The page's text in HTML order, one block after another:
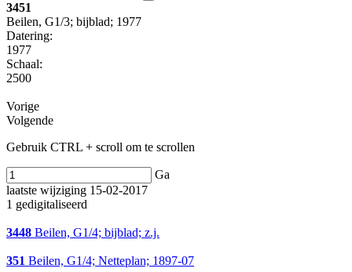
3451
Beilen, G1/3; bijblad; 1977
Datering:
1977
Schaal:
2500
Vorige
Volgende
Gebruik CTRL + scroll om te scrollen
Ga
laatste wijziging 15-02-2017
1 gedigitaliseerd
3448 Beilen, G1/4; bijblad; z.j.
351 Beilen, G1/4; Netteplan; 1897-07